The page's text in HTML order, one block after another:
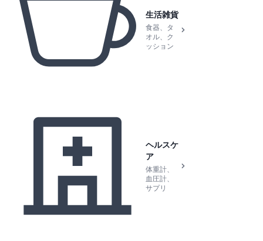
生活雑貨
食器、タ
オル、ク
ッション
ヘルスケ
ア
体重計、
血圧計、
サプリ